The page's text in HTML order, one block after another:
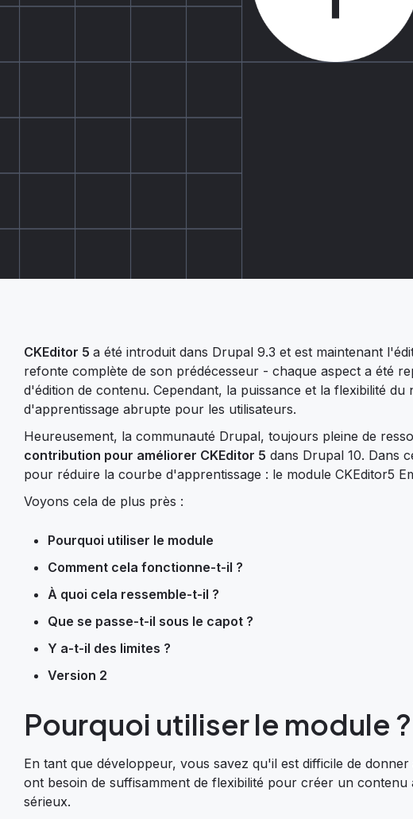
CKEditor 5 a été introduit dans Drupal 9.3 et est maintenant
refonte complète de son prédécesseur - chaque aspect a été
d'édition de contenu. Cependant, la puissance et la flexibilité
d'apprentissage abrupte pour les utilisateurs.
Heureusement, la communauté Drupal, toujours pleine de
contribution pour améliorer CKEditor 5 dans Drupal 10. Dans
pour réduire la courbe d'apprentissage : le module CKEditor5
Voyons cela de plus près :
Pourquoi utiliser le module
Comment cela fonctionne-t-il ?
À quoi cela ressemble-t-il ?
Que se passe-t-il sous le capot ?
Y a-t-il des limites ?
Version 2
Pourquoi utiliser le module ?
En tant que développeur, vous savez qu'il est difficile de
ont besoin de suffisamment de flexibilité pour créer un
sérieux.